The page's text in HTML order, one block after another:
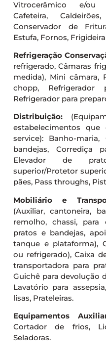
Vitrocerâmico e/ou
Cafeteira,
Conservador de
Estufa, Fornos,
Refrigeração
refrigerado, Câmaras
medida), Mini câmara,
chopp,
Refrigerador para
Distribuição:
estabelecimentos
service): Banho-
bandejas, Corrediça
Elevador de
superior/Protetor
pães, Pass throughs,
Mobiliário e
(Auxiliar, cantoneira,
remolho, chassi, para
pratos e bandejas,
tanque e plataforma),
ou refrigerado), Caixa
transportadora para
Guichê para devolução
Lavatório para
lisas, Prateleiras.
Equipamentos
Cortador de frios,
Seladoras.